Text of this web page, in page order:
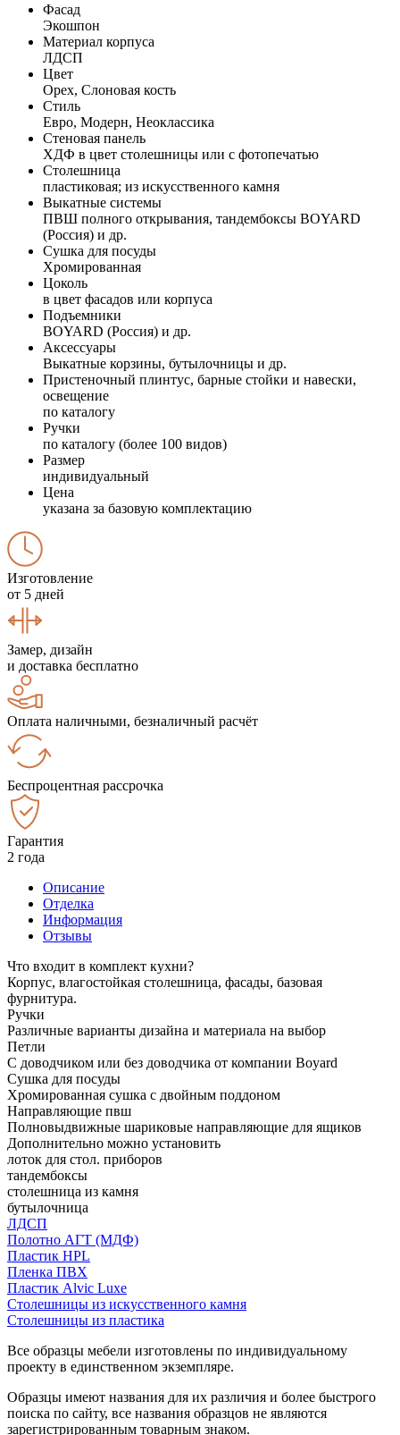
Фасад
Экошпон
Материал корпуса
ЛДСП
Цвет
Орех, Слоновая кость
Стиль
Евро, Модерн, Неоклассика
Стеновая панель
ХДФ в цвет столешницы или с фотопечатью
Столешница
пластиковая; из искусственного камня
Выкатные системы
ПВШ полного открывания, тандембоксы BOYARD
(Россия) и др.
Сушка для посуды
Хромированная
Цоколь
в цвет фасадов или корпуса
Подъемники
BOYARD (Россия) и др.
Аксессуары
Выкатные корзины, бутылочницы и др.
Пристеночный плинтус, барные стойки и навески,
освещение
по каталогу
Ручки
по каталогу (более 100 видов)
Размер
индивидуальный
Цена
указана за базовую комплектацию
Изготовление
от 5 дней
Замер, дизайн
и доставка бесплатно
Оплата наличными, безналичный расчёт
Беспроцентная рассрочка
Гарантия
2 года
Описание
Отделка
Информация
Отзывы
Что входит в комплект кухни?
Корпус, влагостойкая столешница, фасады, базовая
фурнитура.
Ручки
Различные варианты дизайна и материала на выбор
Петли
С доводчиком или без доводчика от компании Boyard
Сушка для посуды
Хромированная сушка с двойным поддоном
Направляющие пвш
Полновыдвижные шариковые направляющие для ящиков
Дополнительно можно установить
лоток для стол. приборов
тандембоксы
столешница из камня
бутылочница
ЛДСП
Полотно АГТ (МДФ)
Пластик HPL
Пленка ПВХ
Пластик Alvic Luxe
Столешницы из искусственного камня
Столешницы из пластика
Все образцы мебели изготовлены по индивидуальному
проекту в единственном экземпляре.
Образцы имеют названия для их различия и более быстрого
поиска по сайту, все названия образцов не являются
зарегистрированным товарным знаком.